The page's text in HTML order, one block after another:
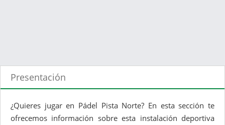
Presentación
¿Quieres jugar en Pádel Pista Norte? En esta sección te
ofrecemos información sobre esta instalación deportiva